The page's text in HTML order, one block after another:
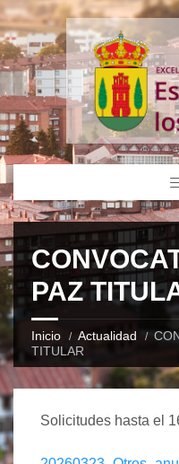
PAZ
Inicio Actualidad
TITULAR
Solicitudes hasta el